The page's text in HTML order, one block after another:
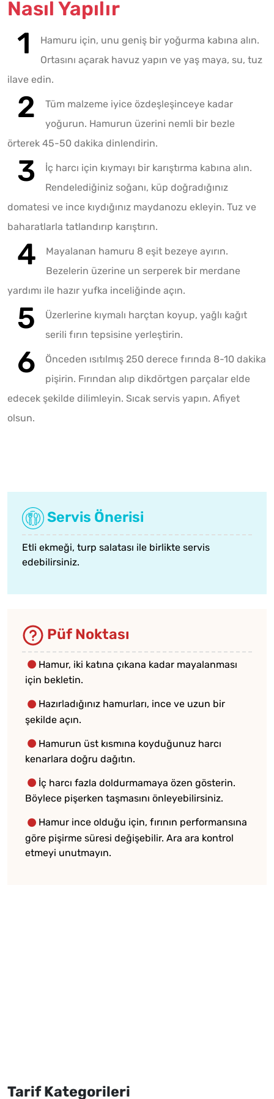
Nasıl Yapılır
Hamuru için, unu geniş bir yoğurma kabına alın.
Ortasını açarak havuz yapın ve yaş maya, su, tuz
ilave edin.
Tüm malzeme iyice özdeşleşinceye kadar
yoğurun. Hamurun üzerini nemli bir bezle
örterek 45-50 dakika dinlendirin.
İç harcı için kıymayı bir karıştırma kabına alın.
Rendelediğiniz soğanı, küp doğradığınız
domatesi ve ince kıydığınız maydanozu ekleyin. Tuz ve
baharatlarla tatlandırıp karıştırın.
Mayalanan hamuru 8 eşit bezeye ayırın.
Bezelerin üzerine un serperek bir merdane
yardımı ile hazır yufka inceliğinde açın.
Üzerlerine kıymalı harçtan koyup, yağlı kağıt
serili fırın tepsisine yerleştirin.
Önceden ısıtılmış 250 derece fırında 8-10 dakika
pişirin. Fırından alıp dikdörtgen parçalar elde
edecek şekilde dilimleyin. Sıcak servis yapın. Afiyet
olsun.
Servis Önerisi
Etli ekmeği, turp salatası ile birlikte servis
edebilirsiniz.
Püf Noktası
Hamur, iki katına çıkana kadar mayalanması
için bekletin.
Hazırladığınız hamurları, ince ve uzun bir
şekilde açın.
Hamurun üst kısmına koyduğunuz harcı
kenarlara doğru dağıtın.
İç harcı fazla doldurmamaya özen gösterin.
Böylece pişerken taşmasını önleyebilirsiniz.
Hamur ince olduğu için, fırının performansına
göre pişirme süresi değişebilir. Ara ara kontrol
etmeyi unutmayın.
Tarif Kategorileri